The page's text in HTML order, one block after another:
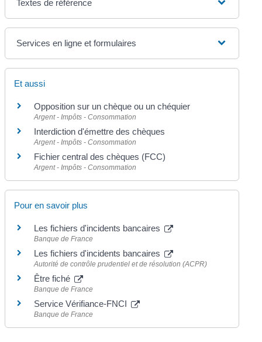
Textes de référence
Services en ligne et formulaires
Et aussi
Opposition sur un chèque ou un chéquier
Argent - Impôts - Consommation
Interdiction d'émettre des chèques
Argent - Impôts - Consommation
Fichier central des chèques (FCC)
Argent - Impôts - Consommation
Pour en savoir plus
Les fichiers d'incidents bancaires
Banque de France
Les fichiers d'incidents bancaires
Autorité de contrôle prudentiel et de résolution (ACPR)
Être fiché
Banque de France
Service Vérifiance-FNCI
Banque de France